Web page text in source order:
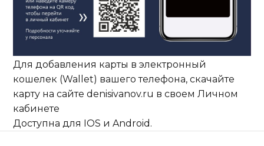
Для добавления карты в электронный
кошелек (Wallet) вашего телефона, скачайте
карту на сайте denisivanov.ru в своем Личном
кабинете
Доступна для IOS и Android.